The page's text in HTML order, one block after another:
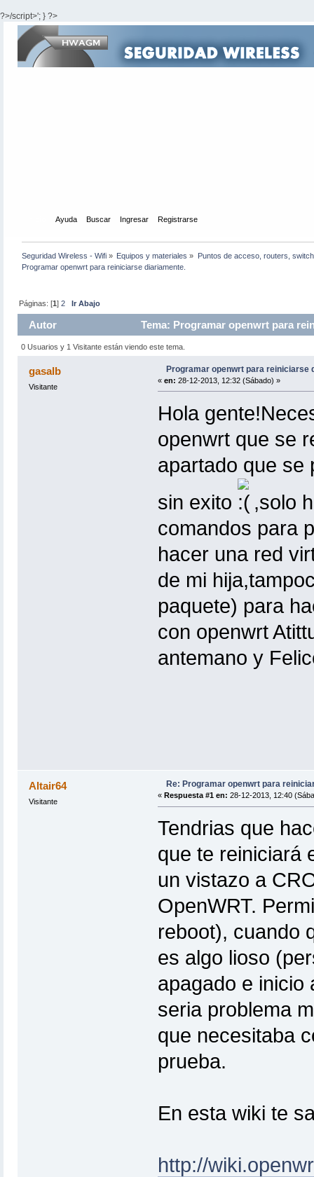
?>/script>'; } ?>
Ayuda Buscar Ingresar Registrarse
Seguridad Wireless - Wifi » Equipos y materiales » Puntos de acceso, routers,
Programar openwrt para reiniciarse diariamente.
Páginas: [1]2 Ir Abajo
Autor Tema: Programar openwrt para
0 Usuarios y 1 Visitante están viendo este tema.
gasalb
Visitante
Programar openwrt para reiniciarse
« en: 28-12-2013, 12:32 (Sábado) »
Hola
openwrt que se
apartado que se
sin exito
,solo
comandos para
hacer una red
de mi
paquete) para
con openwrt
antemano y
Altair64
Visitante
Re: Programar openwrt para
« Respuesta #1 en: 28-12-2013, 12:40
Tendrias que
que te reiniciará
un vistazo a
OpenWRT.
reboot), cuando
es algo lioso
apagado e inicio
seria problema
que necesitaba
prueba.
En esta wiki te
http://